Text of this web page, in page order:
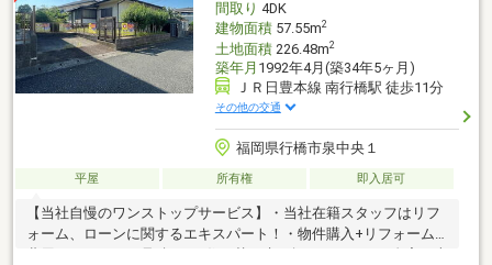
間取り 4DK
建物面積57.55m2
土地面積226.48m2
築年月 1992年4月(築34年5ヶ月)
ＪＲ日豊本線 南行橋駅 徒歩11分
その他の交通
福岡県行橋市泉中央１
平屋 所有権 即入居可
【当社自慢のワンストップサービス】・当社在籍スタッフはリフ
ォーム、ローンに関するエキスパート！・物件購入+リフォーム